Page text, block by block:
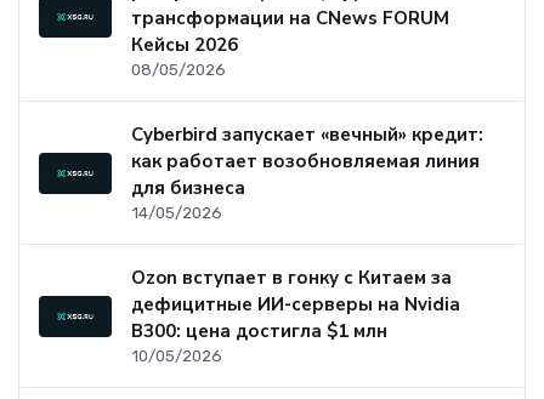
трансформации на CNews FORUM
Кейсы 2026
08/05/2026
Cyberbird запускает «вечный» кредит:
как работает возобновляемая линия
для бизнеса
14/05/2026
Ozon вступает в гонку с Китаем за
дефицитные ИИ-серверы на Nvidia
B300: цена достигла $1 млн
10/05/2026